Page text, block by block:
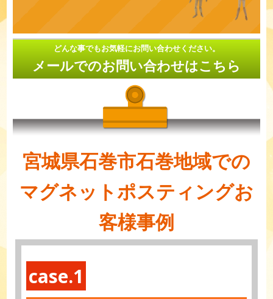
どんな事でもお気軽にお問い合わせください。
メールでのお問い合わせはこちら
宮城県石巻市石巻地域での
マグネットポスティングお
客様事例
case.1